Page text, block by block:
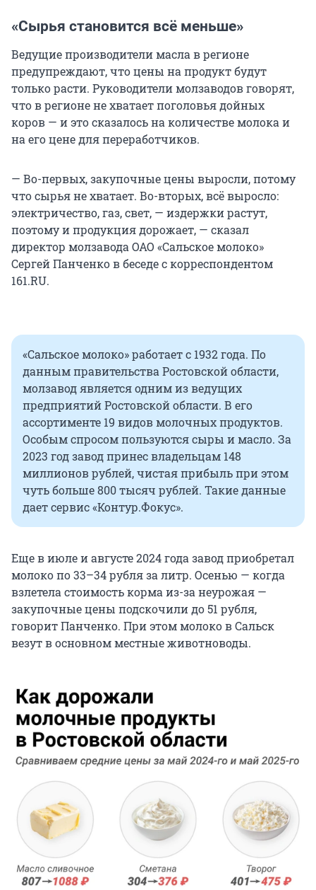
«Сырья становится всё меньше»
Ведущие производители масла в регионе
предупреждают, что цены на продукт будут
только расти. Руководители молзаводов говорят,
что в регионе не хватает поголовья дойных
коров — и это сказалось на количестве молока и
на его цене для переработчиков.
— Во-первых, закупочные цены выросли, потому
что сырья не хватает. Во-вторых, всё выросло:
электричество, газ, свет, — издержки растут,
поэтому и продукция дорожает, — сказал
директор молзавода ОАО «Сальское молоко»
Сергей Панченко в беседе с корреспондентом
161.RU.
«Сальское молоко» работает с 1932 года. По
данным правительства Ростовской области,
молзавод является одним из ведущих
предприятий Ростовской области. В его
ассортименте 19 видов молочных продуктов.
Особым спросом пользуются сыры и масло. За
2023 год завод принес владельцам 148
миллионов рублей, чистая прибыль при этом
чуть больше 800 тысяч рублей. Такие данные
дает сервис «Контур.Фокус».
Еще в июле и августе 2024 года завод приобретал
молоко по 33–34 рубля за литр. Осенью — когда
взлетела стоимость корма из-за неурожая —
закупочные цены подскочили до 51 рубля,
говорит Панченко. При этом молоко в Сальск
везут в основном местные животноводы.